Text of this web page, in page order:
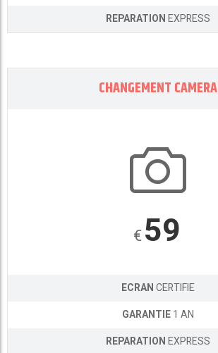
REPARATIONEXPRESS
CHANGEMENT CAMERA
€59
ECRANCERTIFIE
GARANTIE1 AN
REPARATIONEXPRESS